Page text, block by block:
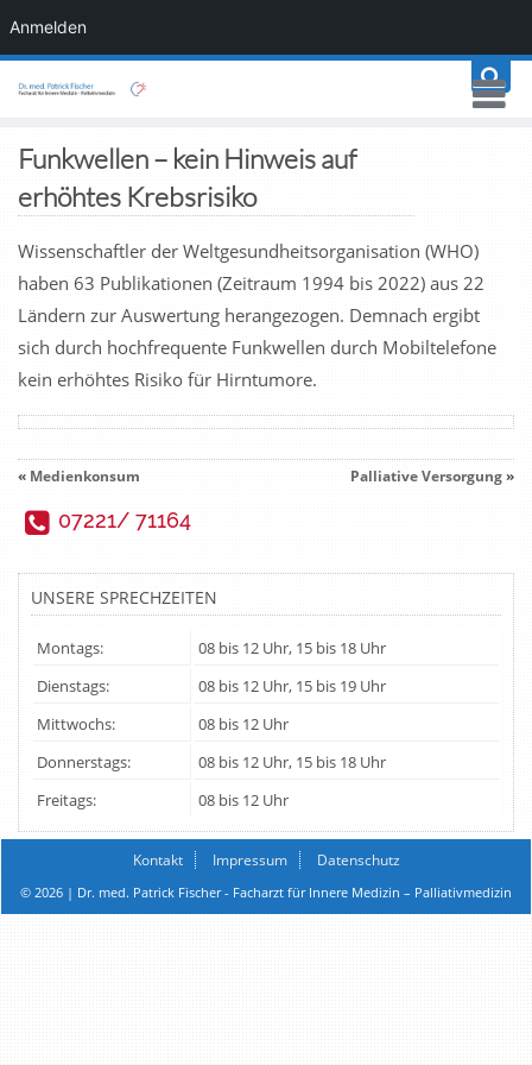
Anmelden
Funkwellen – kein Hinweis auf
erhöhtes Krebsrisiko
Wissenschaftler der Weltgesundheitsorganisation (WHO)
haben 63 Publikationen (Zeitraum 1994 bis 2022) aus 22
Ländern zur Auswertung herangezogen. Demnach ergibt
sich durch hochfrequente Funkwellen durch Mobiltelefone
kein erhöhtes Risiko für Hirntumore.
« Medienkonsum Palliative Versorgung»
07221/ 71164
UNSERE SPRECHZEITEN
Montags:
08 bis 12 Uhr, 15 bis 18 Uhr
Dienstags:
08 bis 12 Uhr, 15 bis 19 Uhr
Mittwochs:
08 bis 12 Uhr
Donnerstags:
08 bis 12 Uhr, 15 bis 18 Uhr
Freitags:
08 bis 12 Uhr
Kontakt Impressum
Datenschutz
© 2026 | Dr. med. Patrick Fischer - Facharzt für Innere Medizin – Palliativmedizin